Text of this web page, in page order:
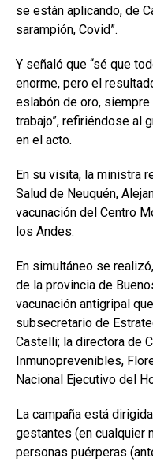
se están aplicando, de
sarampión, Covid”.
Y señaló que “sé que
enorme, pero el
eslabón de oro,
trabajo”, refiriéndose al
en el acto.
En su visita, la ministra
Salud de Neuquén,
vacunación del Centro
los Andes.
En simultáneo se
de la provincia de
vacunación antigripal
subsecretario de
Castelli; la directora de
Inmunoprevenibles,
Nacional Ejecutivo del
La campaña está
gestantes (en cualquier
personas puérperas